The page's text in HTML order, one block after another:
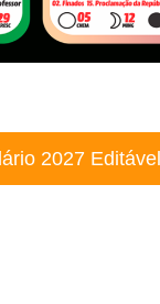
2027 Editável